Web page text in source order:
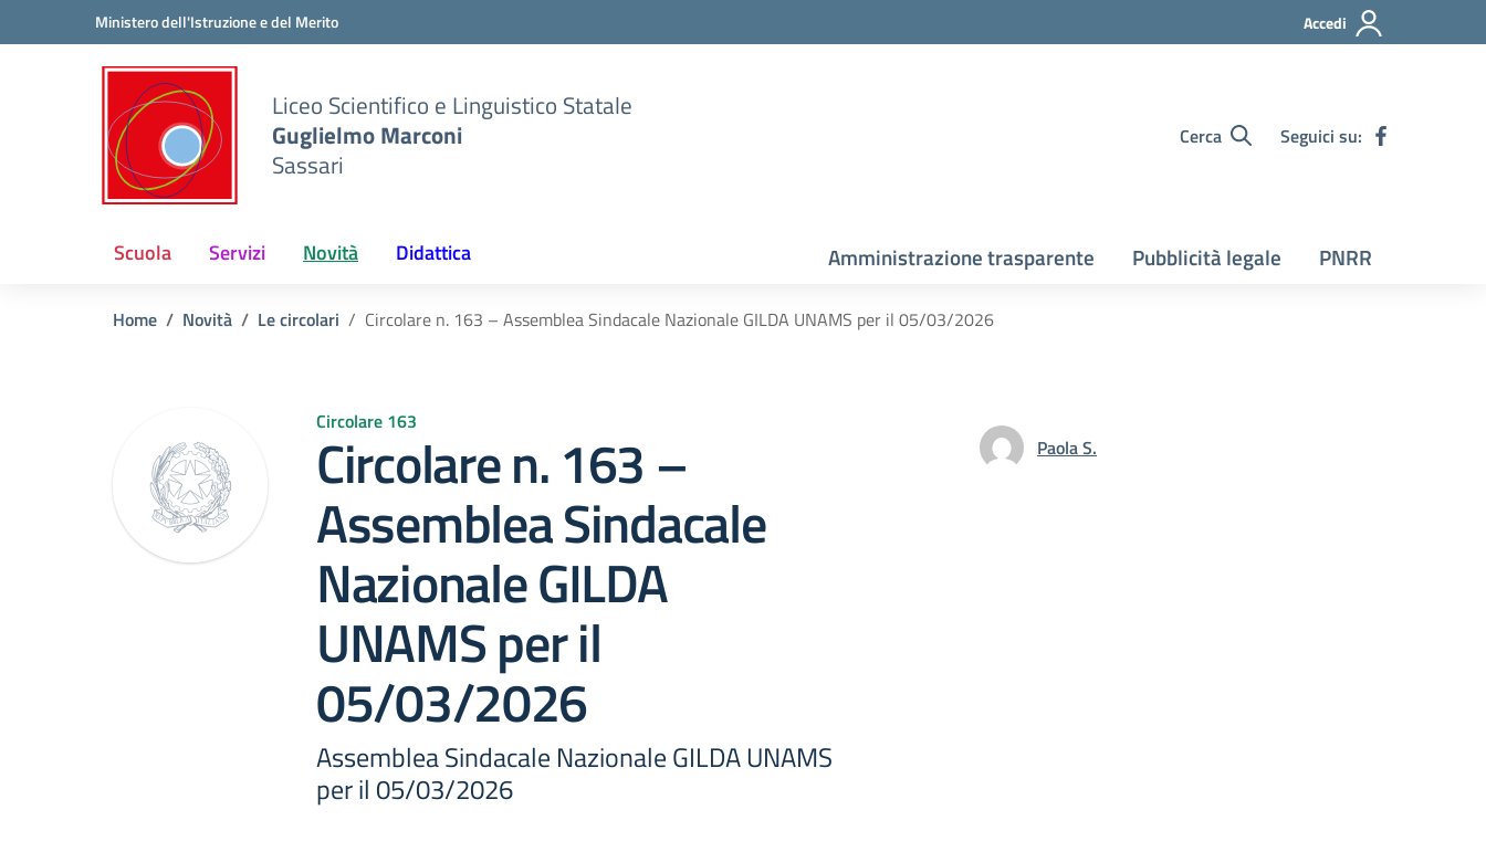
Vai ai contenuti
Vai al menu di navigazioneMinistero dell'Istruzione e del Merito Accedi
Liceo Scientifico e Linguistico Statale
Guglielmo Marconi
Sassari
Cerca Seguici su:
Scuola Servizi Novità Didattica Amministrazione trasparente Pubblicità legale PNRR
Home Novità Le circolari Circolare n. 163 – Assemblea Sindacale Nazionale GILDA UNAMS per il 05/03/2026
Circolare 163
Circolare n. 163 –
Assemblea Sindacale
Nazionale GILDA
UNAMS per il
05/03/2026
Assemblea Sindacale Nazionale GILDA UNAMS
per il 05/03/2026
Paola S.